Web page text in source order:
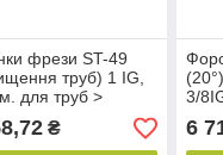
фрези ST-49
труб) 1 IG,
для труб >
₴
3/
6
6